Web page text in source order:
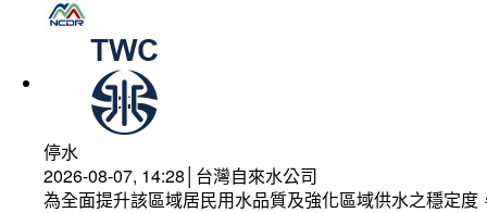
停水
2026-08-07, 14:28│台灣自來水公司
為全面提升該區域居民用水品質及強化區域供水之穩定